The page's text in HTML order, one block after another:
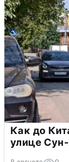
Как до
улице